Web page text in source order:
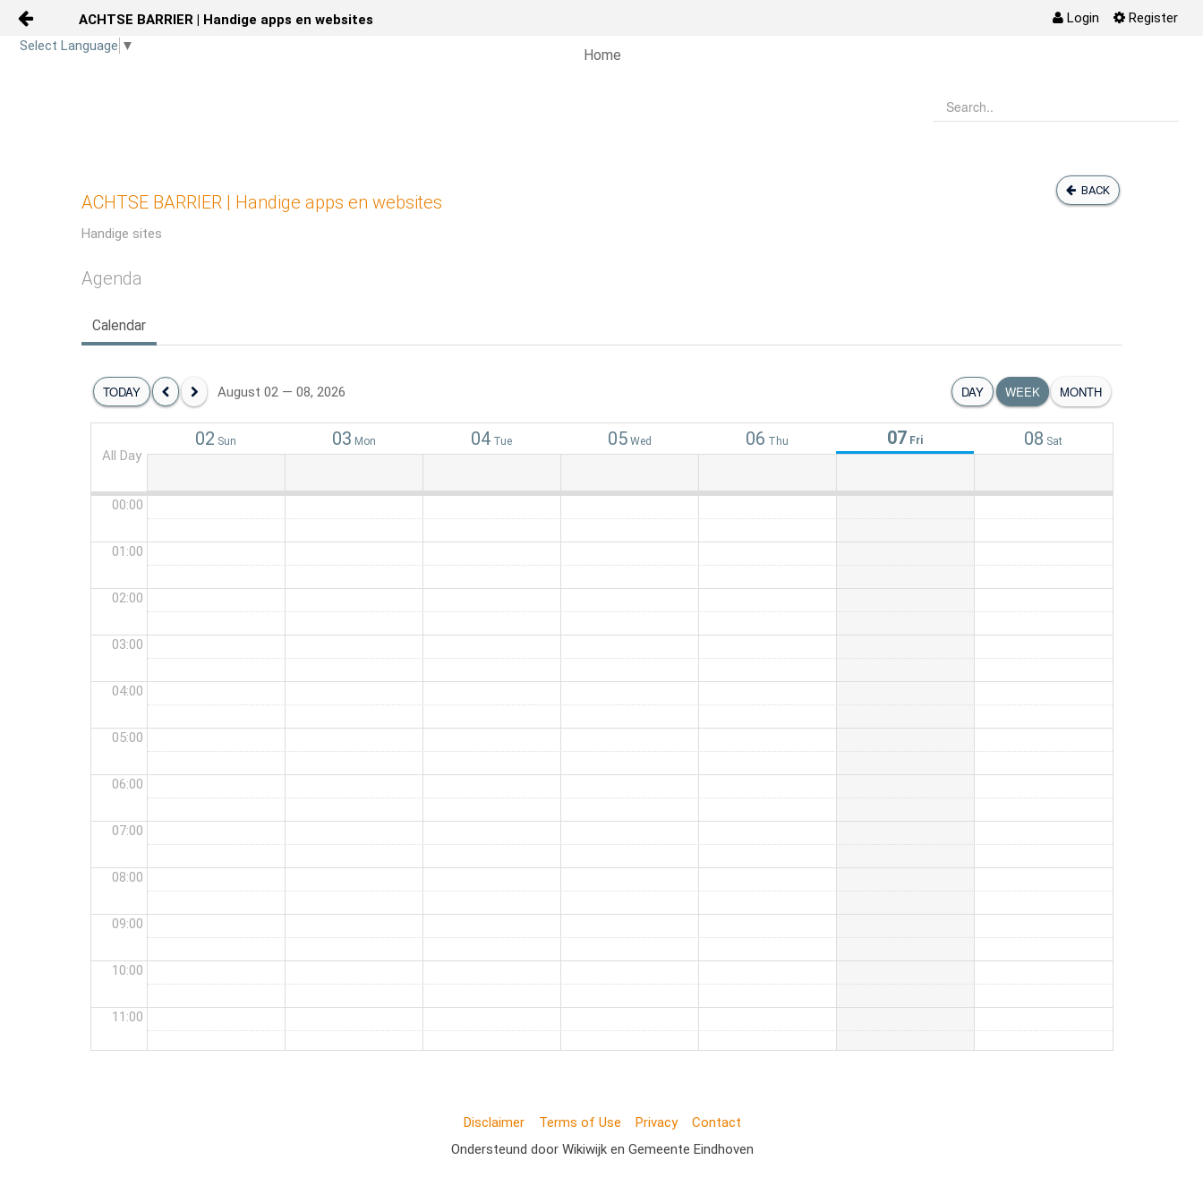
Skip to Content
Login Register
ACHTSE BARRIER | Handige apps en websites
Activiteiten
Kaart
Home
ACHTSE BARRIER | Handige apps en websites
Handige sites
BACK
Agenda
Calendar
TODAY August 02 — 08, 2026 DAY WEEK MONTH
02 Sun 03 Mon 04 Tue 05Wed 06 Thu 07 Fri 08 Sat
All Day
00:00
01:00
02:00
03:00
04:00
05:00
06:00
07:00
08:00
09:00
10:00
11:00
Disclaimer Terms of Use Privacy
Contact
Ondersteund door Wikiwijk en Gemeente Eindhoven
Select Language ▼